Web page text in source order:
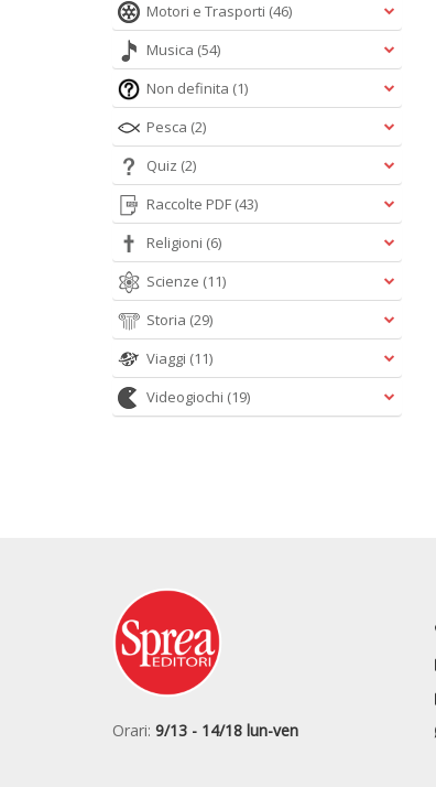
Motori e Trasporti (46)
Musica (54)
Non definita (1)
Pesca (2)
Quiz (2)
Raccolte PDF (43)
Religioni (6)
Scienze (11)
Storia (29)
Viaggi (11)
Videogiochi (19)
Orari: 9/13 - 14/18 lun-ven